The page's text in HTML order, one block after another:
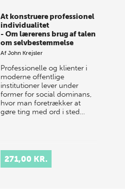
At konstruere professionel
individualitet
- Om lærerens brug af talen
om selvbestemmelse
AfJohn Krejsler
Professionelle og klienter i
moderne offentlige
institutioner lever under
former for social dominans,
hvor man foretrækker at
gøre ting med ord i sted…
271,00 KR.